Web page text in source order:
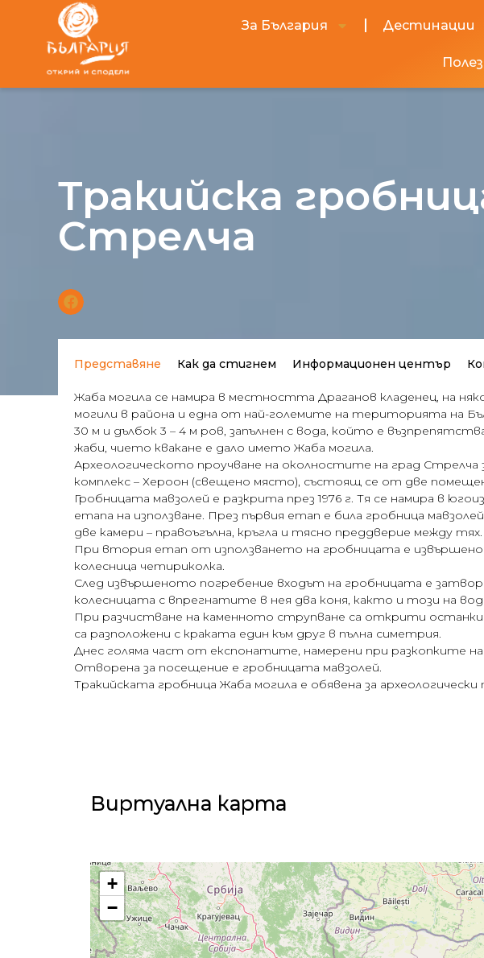
За България Дестинации
Тракийска
Стрелча
Представяне Как да стигнем Информационен център
Жаба могила се намира в местността Драганов кладенец, на
могили в района и една от най-големите на територията на
30 м и дълбок 3 – 4 м ров, запълнен с вода, който е
жаби, чието квакане е дало името Жаба могила.
Археологическото проучване на околностите на град Стрелча
комплекс – Хероон (свещено място), състоящ се от две
Гробницата мавзолей е разкрита през 1976 г. Тя се намира в
етапа на използване. През първия етап е била гробница
две камери – правоъгълна, кръгла и тясно преддверие между тях.
При втория етап от използването на гробницата е
колесница четириколка.
След извършеното погребение входът на гробницата е
колесницата с впрегнатите в нея два коня, както и този на
При разчистване на каменното струпване са открити
са разположени с краката един към друг в пълна симетрия.
Днес голяма част от експонатите, намерени при разкопките
Отворена за посещение е гробницата мавзолей.
Тракийската гробница Жаба могила е обявена за
Виртуална карта
+
−